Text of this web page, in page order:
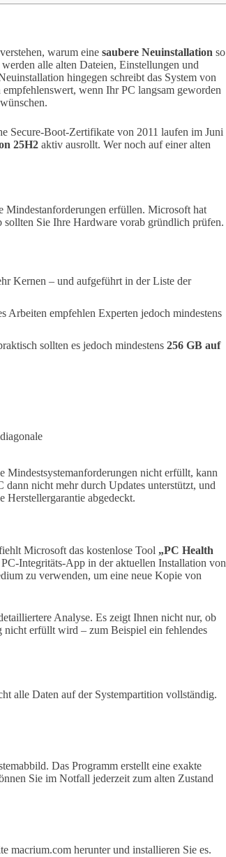
warum eine saubere Neuinstallation so
alle alten Dateien, Einstellungen und
hingegen schreibt das System von
wenn Ihr PC langsam geworden
Secure-Boot-Zertifikate von 2011 laufen im Juni
25H2 aktiv ausrollt. Wer noch auf einer alten
Mindestanforderungen erfüllen. Microsoft hat
Sie Ihre Hardware vorab gründlich prüfen.
Kernen – und aufgeführt in der Liste der
empfehlen Experten jedoch mindestens
sollten es jedoch mindestens 256 GB auf
nicht erfüllt, kann
nicht mehr durch Updates unterstützt, und
Herstellergarantie abgedeckt.
Microsoft das kostenlose Tool „PC Health
Integritäts-App in der aktuellen Installation von
zu verwenden, um eine neue Kopie von
Analyse. Es zeigt Ihnen nicht nur, ob
erfüllt wird – zum Beispiel ein fehlendes
alle Daten auf der Systempartition vollständig.
Das Programm erstellt eine exakte
Sie im Notfall jederzeit zum alten Zustand
macrium.com herunter und installieren Sie es.